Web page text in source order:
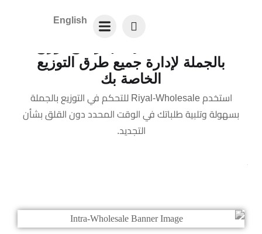
English
بالجملة لإدارة جميع طرق التوزيع
الخاصة بك
استخدم Riyal-Wholesale للتحكم في التوزيع بالجملة
بسهولة وتلبية طلباتك في الوقت المحدد دون القلق بشأن
التجديد.